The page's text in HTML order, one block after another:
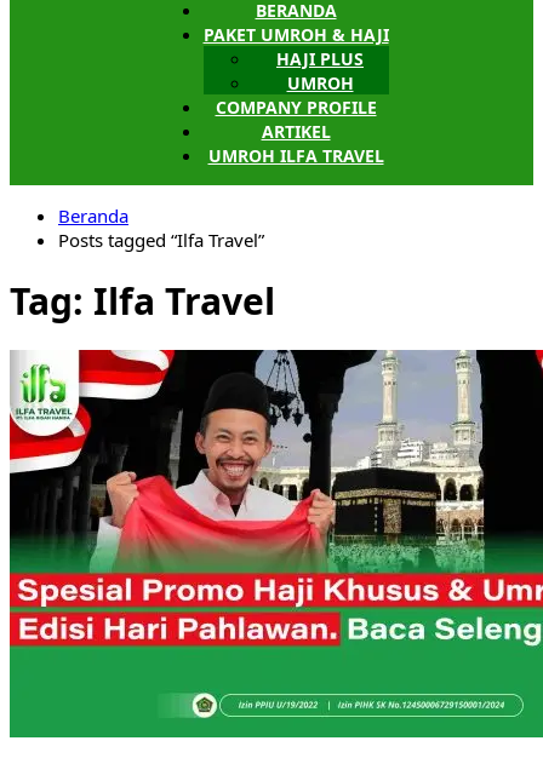
BERANDA
PAKET UMROH & HAJI
HAJI PLUS
UMROH
COMPANY PROFILE
ARTIKEL
UMROH ILFA TRAVEL
Beranda
Posts tagged “Ilfa Travel”
Tag: Ilfa Travel